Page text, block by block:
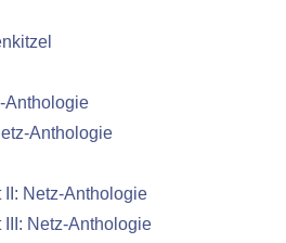
Anthologie
Anthologie
Netz-Anthologie
Netz-Anthologie